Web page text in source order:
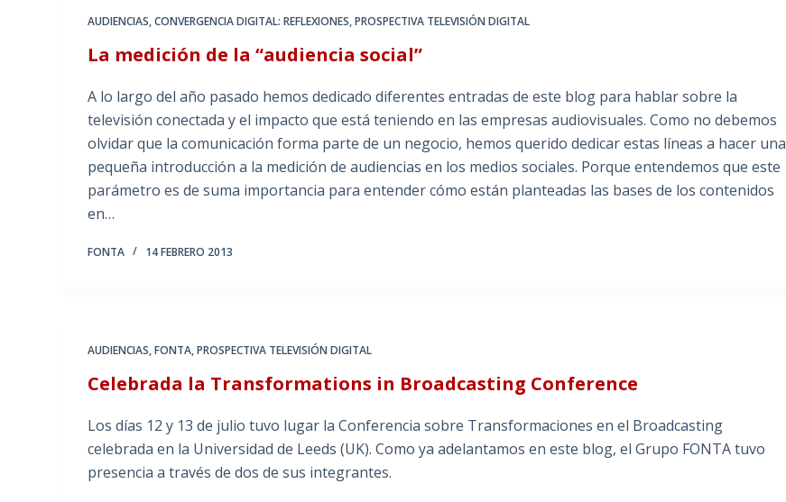
AUDIENCIAS,CONVERGENCIA DIGITAL: REFLEXIONES,PROSPECTIVA TELEVISIÓN DIGITAL
La medición de la “audiencia social”
A lo largo del año pasado hemos dedicado diferentes entradas de este blog para hablar sobre la
televisión conectada y el impacto que está teniendo en las empresas audiovisuales. Como no debemos
olvidar que la comunicación forma parte de un negocio, hemos querido dedicar estas líneas a hacer una
pequeña introducción a la medición de audiencias en los medios sociales. Porque entendemos que este
parámetro es de suma importancia para entender cómo están planteadas las bases de los contenidos
en…
FONTA 14 FEBRERO 2013
AUDIENCIAS,FONTA,PROSPECTIVA TELEVISIÓN DIGITAL
Celebrada la Transformations in Broadcasting Conference
Los días 12 y 13 de julio tuvo lugar la Conferencia sobre Transformaciones en el Broadcasting
celebrada en la Universidad de Leeds (UK). Como ya adelantamos en este blog, el Grupo FONTA tuvo
presencia a través de dos de sus integrantes.